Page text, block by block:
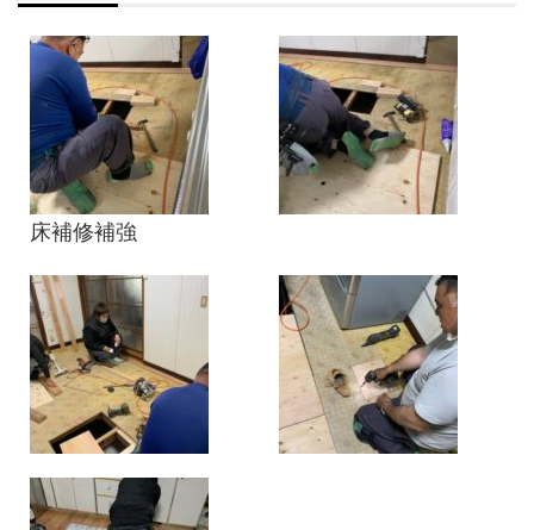
床補修補強